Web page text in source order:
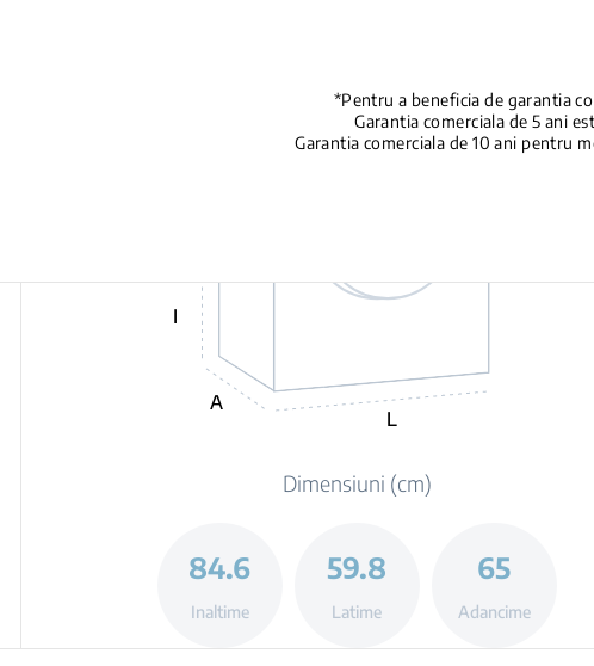
*Pentru a beneficia de garantia
Garantia comerciala de 5 ani
Garantia comerciala de 10 ani pentru
I
A
L
Dimensiuni (cm)
84.6
Inaltime
59.8
Latime
65
Adancime